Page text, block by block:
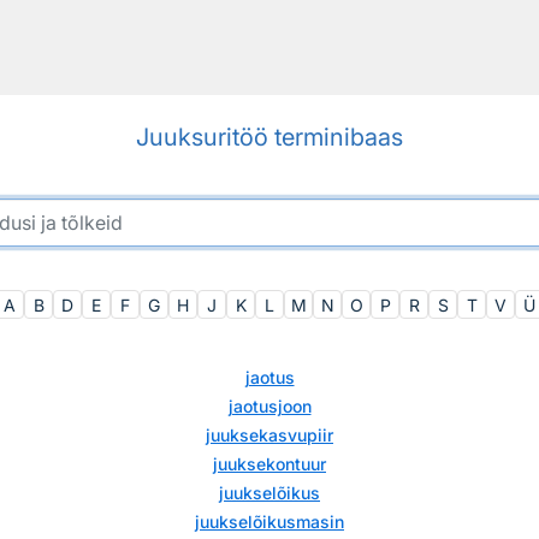
Juuksuritöö terminibaas
A B D E F G H J K L M N O P R S T V Ü
jaotus
jaotusjoon
juuksekasvupiir
juuksekontuur
juukselõikus
juukselõikusmasin